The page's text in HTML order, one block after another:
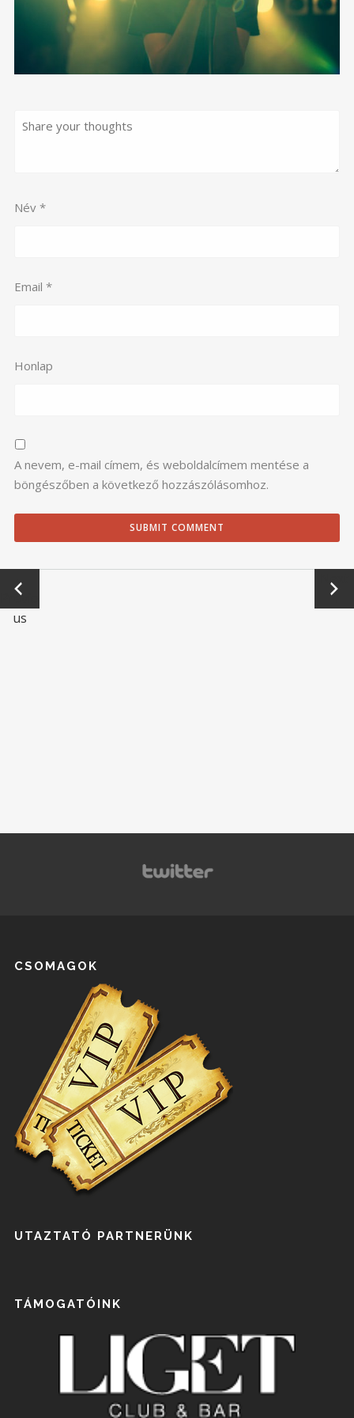
Név *
Email *
Honlap
A nevem, e-mail címem, és weboldalcímem mentése a
böngészőben a következő hozzászólásomhoz.
←
Previo
us
Next
→
CSOMAGOK
UTAZTATÓ PARTNERÜNK
TÁMOGATÓINK